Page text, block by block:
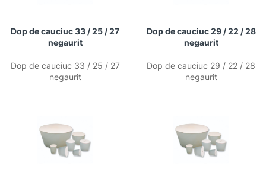
Dop de cauciuc 33 / 25 / 27
negaurit
Dop de cauciuc 33 / 25 / 27
negaurit
Dop de cauciuc 29 / 22 / 28
negaurit
Dop de cauciuc 29 / 22 / 28
negaurit